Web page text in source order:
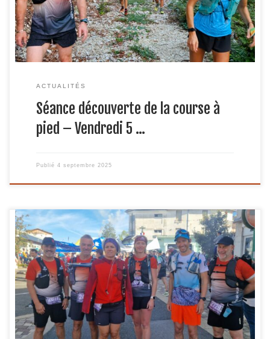
vendredi 5 septembreHeure de départ : […]
ACTUALITÉS
Séance découverte de la course à
pied – Vendredi 5 …
Publié 4 septembre 2025
Le 24 mai 2025, RUN VALSERINE a fièrement participé à
la première édition de l’Ultra Trail du Grand Colombier
(UTGC). Un événement unique, désormais incontournable
dans le calendrier des trailers. Organisé dans le
département de l’Ain, ce trail propose des parcours allant
de 7 à 120 km, avec des départs […]